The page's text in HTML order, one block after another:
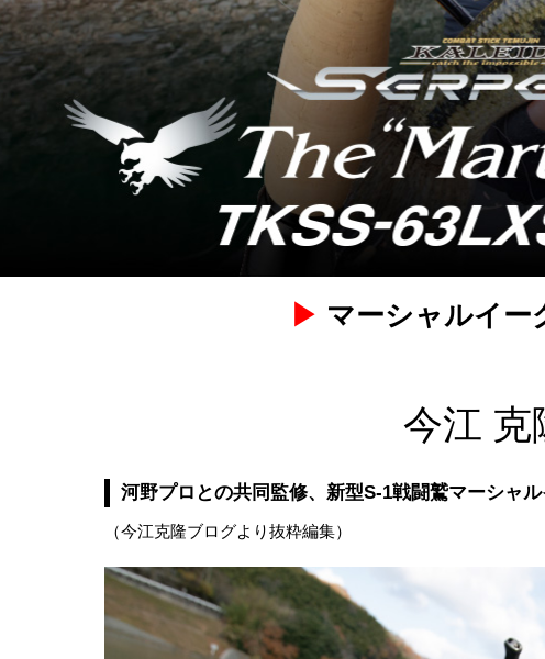
▶ マーシャルイー
今江 克
河野プロとの共同監修、 新型S-1戦闘鷲マーシャ
（今江克隆ブログより抜粋編集）